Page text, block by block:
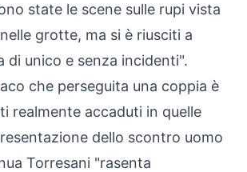
state le scene sulle rupi vista
grotte, ma si è riusciti a
di unico e senza incidenti".
che perseguita una coppia è
realmente accaduti in quelle
dello scontro uomo
Torresani "rasenta